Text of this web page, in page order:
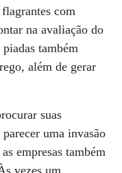
com
na avaliação do
também
além de gerar
suas
uma invasão
empresas também
vezes um